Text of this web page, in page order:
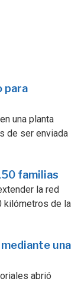
para
una planta
de ser enviada
familias
la red
kilómetros de la
una
abrió